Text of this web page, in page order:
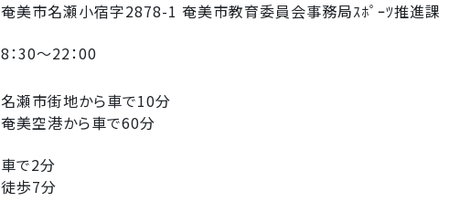
奄美市名瀬小宿字2878-1 奄美市教育委員会事務局ｽﾎﾟｰﾂ推進課
8：30～22：00
名瀬市街地から車で10分
奄美空港から車で60分
車で2分
徒歩7分